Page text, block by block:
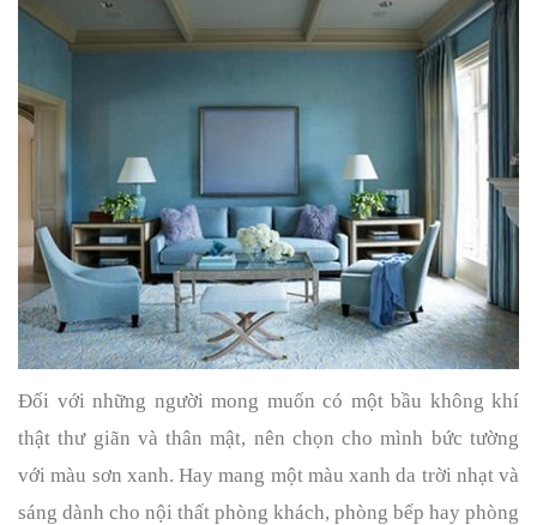
Đối với những người mong muốn có một bầu không khí
thật thư giãn và thân mật, nên chọn cho mình bức tường
với màu sơn xanh. Hay mang một màu xanh da trời nhạt và
sáng dành cho nội thất phòng khách, phòng bếp hay phòng